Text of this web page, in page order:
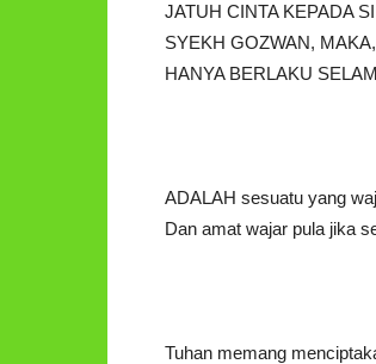
JATUH CINTA KEPADA
SYEKH GOZWAN,
HANYA BERLAKU
ADALAH sesuatu yang
Dan amat wajar pula jika
Tuhan memang